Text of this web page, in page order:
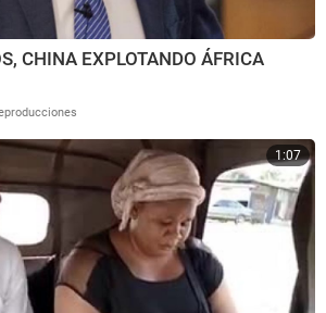
CHINA EXPLOTANDO ÁFRICA
1:07